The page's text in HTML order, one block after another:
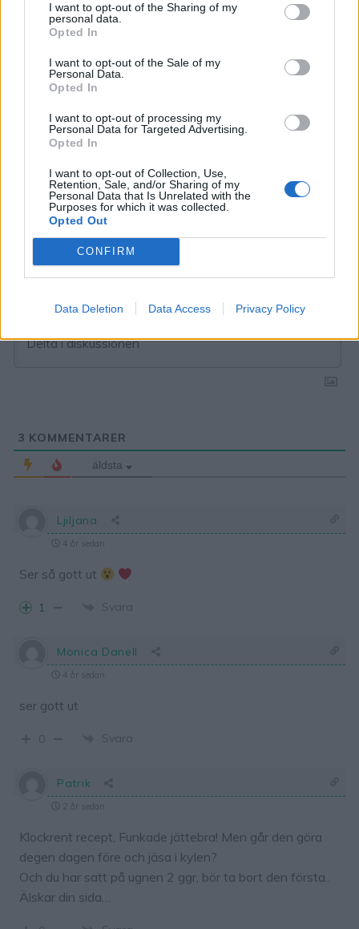
I want to opt-out of the Sharing of my
personal data.
Opted In
I want to opt-out of the Sale of my
Personal Data.
Opted In
I want to opt-out of processing my
Personal Data for Targeted Advertising.
Opted In
I want to opt-out of Collection, Use,
Retention, Sale, and/or Sharing of my
Personal Data that Is Unrelated with the
Purposes for which it was collected.
Opted Out
CONFIRM
Data Deletion Data Access Privacy Policy
Prenumerera Logga in
3 KOMMENTARER
äldsta
Ljiljana
4 år sedan
Ser så gott ut
1 Svara
Monica Danell
4 år sedan
ser gott ut
0 Svara
Patrik
2 år sedan
Klockrent recept, Funkade jättebra! Men går den göra
degen dagen före och jäsa i kylen?
Och du har satt på ugnen 2 ggr, bör ta bort den första..
Älskar din sida…